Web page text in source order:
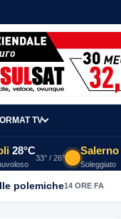
TV
28°C
33° / 26°
Salerno
Soleggiato
polemiche14 ORE FA